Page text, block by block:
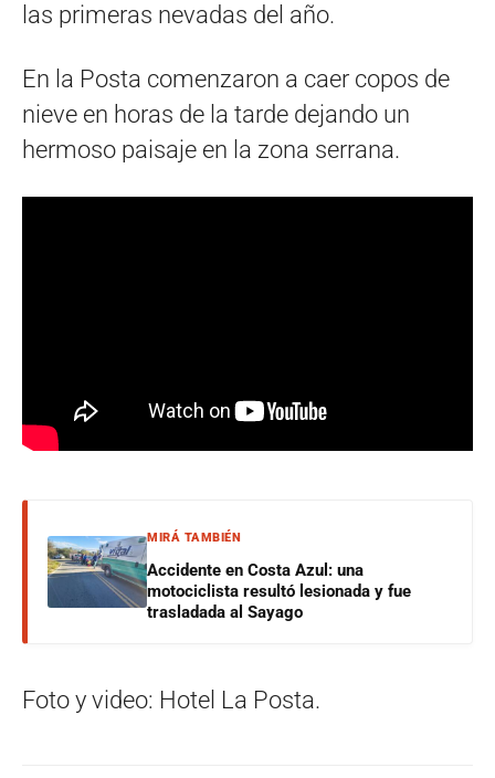
las primeras nevadas del año.
En la Posta comenzaron a caer copos de
nieve en horas de la tarde dejando un
hermoso paisaje en la zona serrana.
MIRÁ TAMBIÉN
Accidente en Costa Azul: una
motociclista resultó lesionada y fue
trasladada al Sayago
Foto y video: Hotel La Posta.